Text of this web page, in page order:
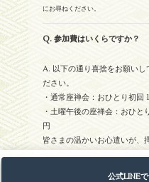
にお尋ねください。
Q. 参加費はいくらですか？
A. 以下の通り喜捨をお願いし
ださい。
・通常座禅会：おひとり初
・土曜午後の座禅会：おひ
円
皆さまの温かいお心遣いが、
公式LINE